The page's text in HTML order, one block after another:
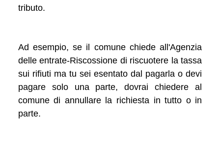
tributo.
Ad esempio, se il comune chiede all'Agenzia
delle entrate-Riscossione di riscuotere la tassa
sui rifiuti ma tu sei esentato dal pagarla o devi
pagare solo una parte, dovrai chiedere al
comune di annullare la richiesta in tutto o in
parte.